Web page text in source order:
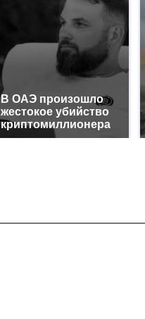
В ОАЭ произошло
жестокое убийство
криптомиллионера